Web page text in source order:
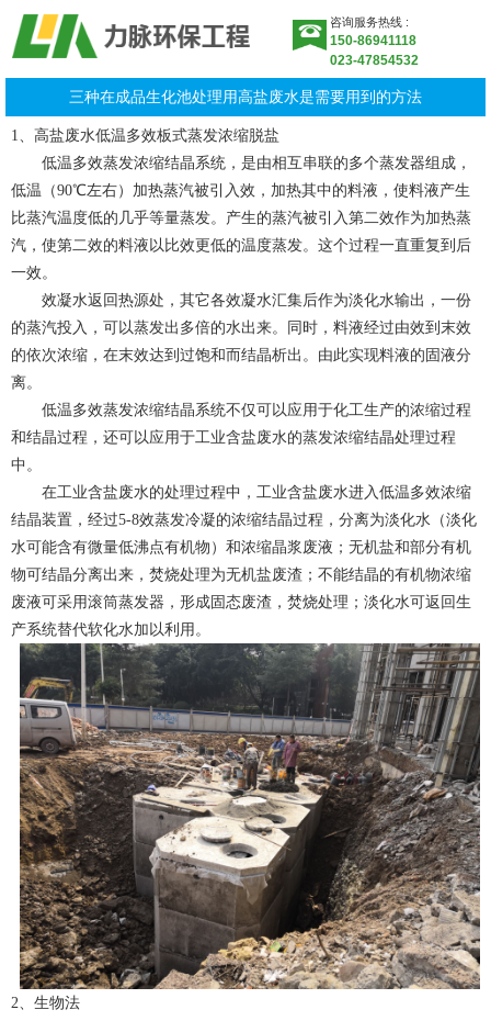
咨询服务热线 :
150-86941118
023-47854532
三种在成品生化池处理用高盐废水是需要用到的方法
1、高盐废水低温多效板式蒸发浓缩脱盐
低温多效蒸发浓缩结晶系统，是由相互串联的多个蒸发器组成，
低温（90℃左右）加热蒸汽被引入效，加热其中的料液，使料液产生
比蒸汽温度低的几乎等量蒸发。产生的蒸汽被引入第二效作为加热蒸
汽，使第二效的料液以比效更低的温度蒸发。这个过程一直重复到后
一效。
效凝水返回热源处，其它各效凝水汇集后作为淡化水输出，一份
的蒸汽投入，可以蒸发出多倍的水出来。同时，料液经过由效到末效
的依次浓缩，在末效达到过饱和而结晶析出。由此实现料液的固液分
离。
低温多效蒸发浓缩结晶系统不仅可以应用于化工生产的浓缩过程
和结晶过程，还可以应用于工业含盐废水的蒸发浓缩结晶处理过程
中。
在工业含盐废水的处理过程中，工业含盐废水进入低温多效浓缩
结晶装置，经过5-8效蒸发冷凝的浓缩结晶过程，分离为淡化水（淡化
水可能含有微量低沸点有机物）和浓缩晶浆废液；无机盐和部分有机
物可结晶分离出来，焚烧处理为无机盐废渣；不能结晶的有机物浓缩
废液可采用滚筒蒸发器，形成固态废渣，焚烧处理；淡化水可返回生
产系统替代软化水加以利用。
2、生物法